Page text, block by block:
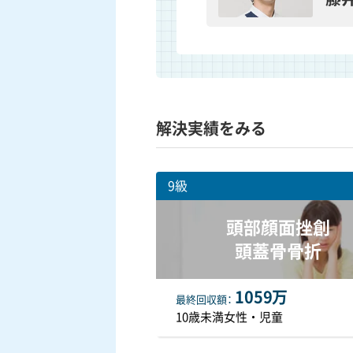
解決実績をみる
9級
頭部顔面挫創
頭蓋骨骨折
最終回収額 1059万
10歳未満女性・児童